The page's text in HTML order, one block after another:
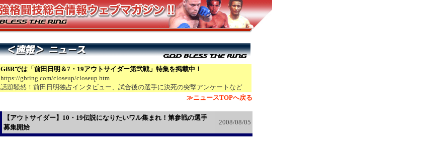
GBRでは「前田日明＆7・19アウトサイダー第弐戦」特集を掲載中！
https://gbring.com/closeup/closeup.htm
話題騒然！前田日明独占インタビュー、試合後の選手に決死の突撃アンケートなど
≫ニュースTOPへ戻る
【アウトサイダー】10・19伝説になりたいワル集まれ！第参戦の選手
募集開始
2008/08/05